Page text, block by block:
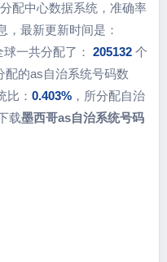
配中心数据系统，准确率
，最新更新时间是：
一共分配了： 205132个
配的as自治系统号码数
比： 0.403%，所分配自治
载墨西哥as自治系统号码